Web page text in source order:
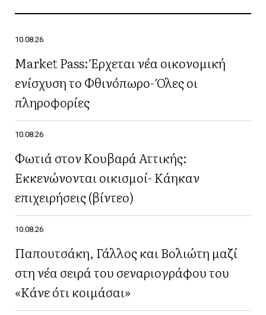
10.08.26
Market Pass: Έρχεται νέα οικονομική
ενίσχυση το Φθινόπωρο- Όλες οι
πληροφορίες
10.08.26
Φωτιά στον Κουβαρά Αττικής:
Εκκενώνονται οικισμοί- Κάηκαν
επιχειρήσεις (βίντεο)
10.08.26
Παπουτσάκη, Γάλλος και Βολιώτη μαζί
στη νέα σειρά του σεναριογράφου του
«Κάνε ότι κοιμάσαι»